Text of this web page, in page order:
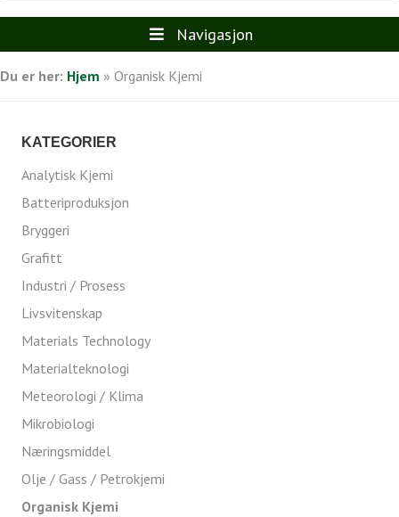
Navigasjon
Du er her: Hjem » Organisk Kjemi
KATEGORIER
Analytisk Kjemi
Batteriproduksjon
Bryggeri
Grafitt
Industri / Prosess
Livsvitenskap
Materials Technology
Materialteknologi
Meteorologi / Klima
Mikrobiologi
Næringsmiddel
Olje / Gass / Petrokjemi
Organisk Kjemi